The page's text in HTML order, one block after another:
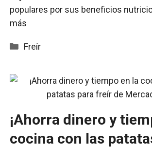
populares por sus beneficios
más
Categorías
Freír
¡Ahorra dinero y
cocina con las